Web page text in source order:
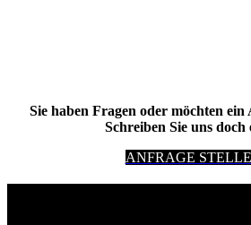
Sie haben Fragen oder möchten
Schreiben Sie uns doch
ANFRAGE